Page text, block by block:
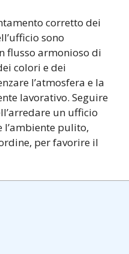
corretto dei
sono
flusso armonioso di
colori e dei
l’atmosfera e la
lavorativo. Seguire
un ufficio
l’ambiente pulito,
per favorire il